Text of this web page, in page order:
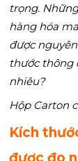
trọng.
hàng hóa
được
thước thông
nhiêu?
Hộp Carton
Kích
được đo